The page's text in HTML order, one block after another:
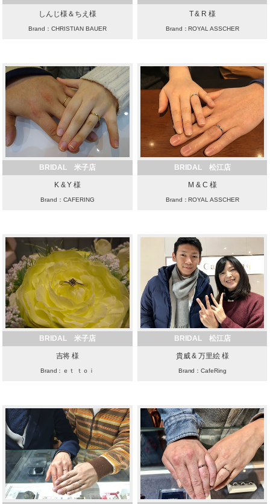
しんじ様＆ちえ様
Brand：CHRISTIAN BAUER
T & R 様
Brand：ROYAL ASSCHER
BRIDAL 米子店
K & Y 様
Brand：CAFERING
BRIDAL 松江店
M & C 様
Brand：ROYAL ASSCHER
BRIDAL 米子店
吉将 様
Brand：ｅｔ ｔｏｉ
BRIDAL 松江店
貴威 & 万里絵 様
Brand：CafeRing